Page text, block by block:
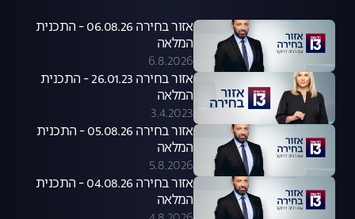
אזור בחירה 06.08.26 - התכנית
המלאה
6.8.2026
אזור בחירה 26.01.23 - התכנית
המלאה
3.4.2023
אזור בחירה 05.08.26 - התכנית
המלאה
5.8.2026
אזור בחירה 04.08.26 - התכנית
המלאה